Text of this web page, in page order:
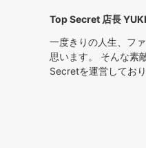
Top Secret 店長 YUKI
一度きりの人生、フ
思います。 そんな素
Secretを運営しており